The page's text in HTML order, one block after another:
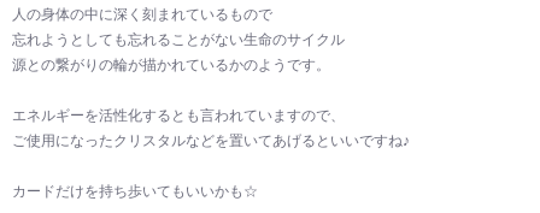
人の身体の中に深く刻まれているもので
忘れようとしても忘れることがない生命のサイクル
源との繋がりの輪が描かれているかのようです。
エネルギーを活性化するとも言われていますので、
ご使用になったクリスタルなどを置いてあげるといいですね♪
カードだけを持ち歩いてもいいかも☆